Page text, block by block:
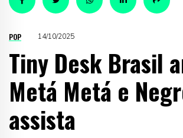
POP 14/10/2025
Tiny Desk Brasil
Metá Metá e
assista